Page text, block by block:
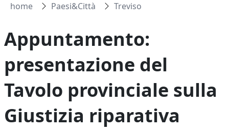
home Paesi&Città Treviso
Appuntamento:
presentazione del
Tavolo provinciale sulla
Giustizia riparativa